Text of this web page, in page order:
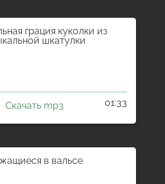
грация куколки из
шкатулки
Скачать mp3 01:33
в вальсе